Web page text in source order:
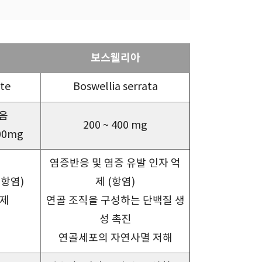
보스웰리아
Boswellia serrata
200 ~ 400 mg
염)
염증반응 및 염증 유발 인자 억
제 (항염)
연골 조직을 구성하는 단백질 생
성 촉진
연골세포의 자연사멸 저해